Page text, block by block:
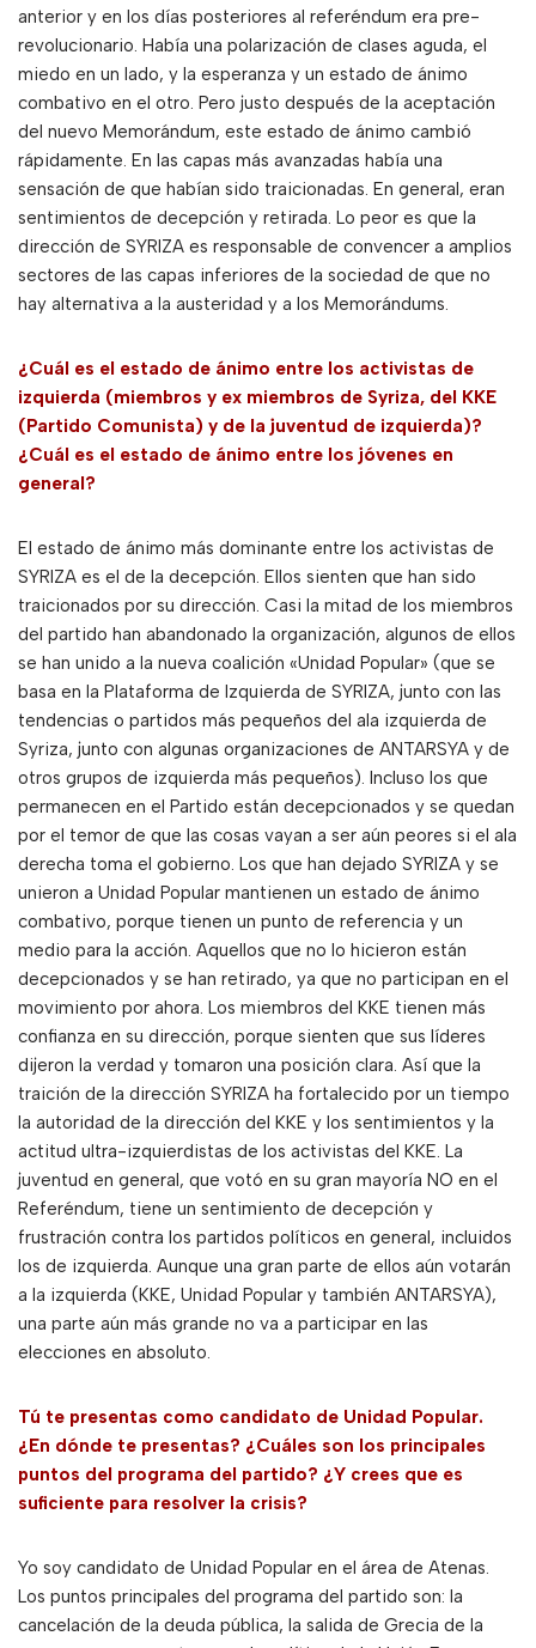
anterior y en los días posteriores al referéndum era pre-
revolucionario. Había una polarización de clases aguda, el
miedo en un lado, y la esperanza y un estado de ánimo
combativo en el otro. Pero justo después de la aceptación
del nuevo Memorándum, este estado de ánimo cambió
rápidamente. En las capas más avanzadas había una
sensación de que habían sido traicionadas. En general, eran
sentimientos de decepción y retirada. Lo peor es que la
dirección de SYRIZA es responsable de convencer a amplios
sectores de las capas inferiores de la sociedad de que no
hay alternativa a la austeridad y a los Memorándums.
¿Cuál es el estado de ánimo entre los activistas de
izquierda (miembros y ex miembros de Syriza, del KKE
(Partido Comunista) y de la juventud de izquierda)?
¿Cuál es el estado de ánimo entre los jóvenes en
general?
El estado de ánimo más dominante entre los activistas de
SYRIZA es el de la decepción. Ellos sienten que han sido
traicionados por su dirección. Casi la mitad de los miembros
del partido han abandonado la organización, algunos de ellos
se han unido a la nueva coalición «Unidad Popular» (que se
basa en la Plataforma de Izquierda de SYRIZA, junto con las
tendencias o partidos más pequeños del ala izquierda de
Syriza, junto con algunas organizaciones de ANTARSYA y de
otros grupos de izquierda más pequeños). Incluso los que
permanecen en el Partido están decepcionados y se quedan
por el temor de que las cosas vayan a ser aún peores si el ala
derecha toma el gobierno. Los que han dejado SYRIZA y se
unieron a Unidad Popular mantienen un estado de ánimo
combativo, porque tienen un punto de referencia y un
medio para la acción. Aquellos que no lo hicieron están
decepcionados y se han retirado, ya que no participan en el
movimiento por ahora. Los miembros del KKE tienen más
confianza en su dirección, porque sienten que sus líderes
dijeron la verdad y tomaron una posición clara. Así que la
traición de la dirección SYRIZA ha fortalecido por un tiempo
la autoridad de la dirección del KKE y los sentimientos y la
actitud ultra-izquierdistas de los activistas del KKE. La
juventud en general, que votó en su gran mayoría NO en el
Referéndum, tiene un sentimiento de decepción y
frustración contra los partidos políticos en general, incluidos
los de izquierda. Aunque una gran parte de ellos aún votarán
a la izquierda (KKE, Unidad Popular y también ANTARSYA),
una parte aún más grande no va a participar en las
elecciones en absoluto.
Tú te presentas como candidato de Unidad Popular.
¿En dónde te presentas? ¿Cuáles son los principales
puntos del programa del partido? ¿Y crees que es
suficiente para resolver la crisis?
Yo soy candidato de Unidad Popular en el área de Atenas.
Los puntos principales del programa del partido son: la
cancelación de la deuda pública, la salida de Grecia de la